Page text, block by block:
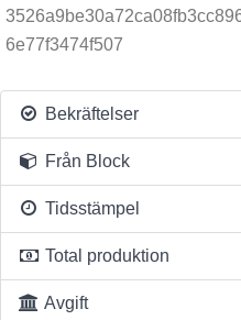
6e77f3474f507
Bekräftelser
Från Block
Tidsstämpel
Total produktion
Avgift